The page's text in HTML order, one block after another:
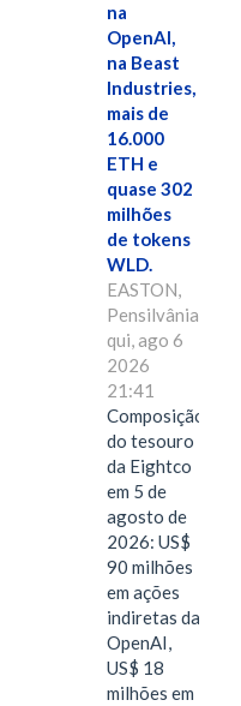
na
OpenAI,
na Beast
Industries,
mais de
16.000
ETH e
quase 302
milhões
de tokens
WLD.
EASTON,
Pensilvânia,
qui, ago 6
2026
21:41
Composição
do tesouro
da Eightco
em 5 de
agosto de
2026: US$
90 milhões
em ações
indiretas da
OpenAI,
US$ 18
milhões em